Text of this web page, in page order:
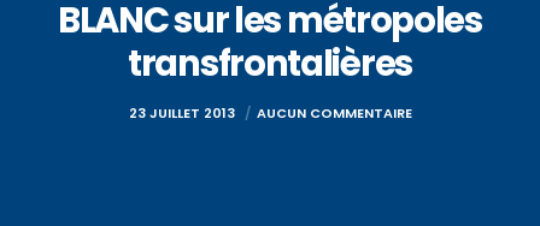
BLANC sur les métropoles
transfrontalières
23 JUILLET 2013 AUCUN COMMENTAIRE